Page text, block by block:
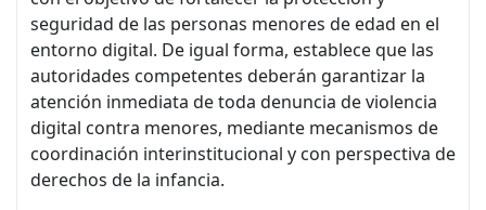
seguridad de las personas menores de edad en el
entorno digital. De igual forma, establece que las
autoridades competentes deberán garantizar la
atención inmediata de toda denuncia de violencia
digital contra menores, mediante mecanismos de
coordinación interinstitucional y con perspectiva de
derechos de la infancia.